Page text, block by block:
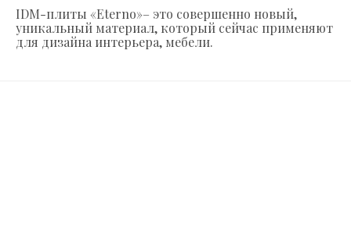
IDM-плиты «Eterno»– это совершенно новый,
уникальный материал, который сейчас применяют
для дизайна интерьера, мебели.